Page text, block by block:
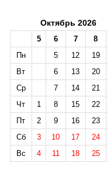
Октябрь 2026
5 6 7
8
Пн
5 12
19
Вт
6 13
20
Ср
7 14
21
Чт
1 8 15
22
Пт
2 9 16
23
Сб
3 10 17
24
Вс
4 11 18 25